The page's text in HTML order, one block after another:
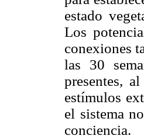
estado
Los
conexiones
las 30
presentes,
estímulos
el sistema
conciencia.